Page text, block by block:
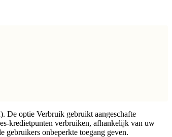
De optie Verbruik gebruikt aangeschafte
kredietpunten verbruiken, afhankelijk van uw
gebruikers onbeperkte toegang geven.